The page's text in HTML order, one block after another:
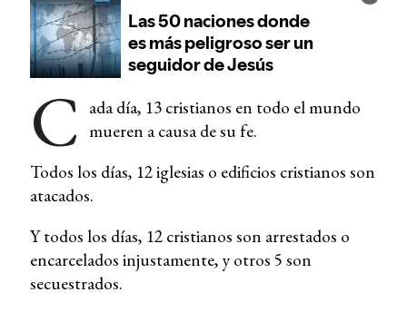
C ada día, 13 cristianos en todo el mundo
mueren a causa de su fe.
Todos los días, 12 iglesias o edificios cristianos son
atacados.
Y todos los días, 12 cristianos son arrestados o
encarcelados injustamente, y otros 5 son
secuestrados.